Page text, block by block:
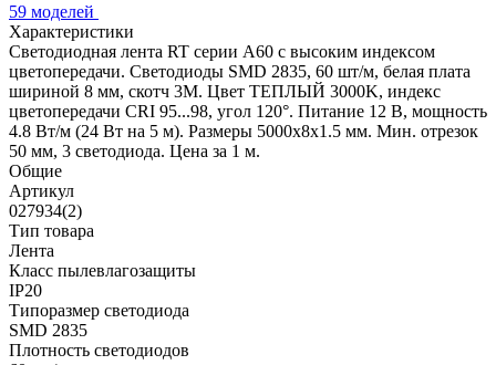
59 моделей
Характеристики
Светодиодная лента RT серии A60 с высоким индексом
цветопередачи. Светодиоды SMD 2835, 60 шт/м, белая плата
шириной 8 мм, скотч 3М. Цвет ТЕПЛЫЙ 3000K, индекс
цветопередачи CRI 95...98, угол 120°. Питание 12 В, мощность
4.8 Вт/м (24 Вт на 5 м). Размеры 5000х8х1.5 мм. Мин. отрезок
50 мм, 3 светодиода. Цена за 1 м.
Общие
Артикул
027934(2)
Тип товара
Лента
Класс пылевлагозащиты
IP20
Типоразмер светодиода
SMD 2835
Плотность светодиодов